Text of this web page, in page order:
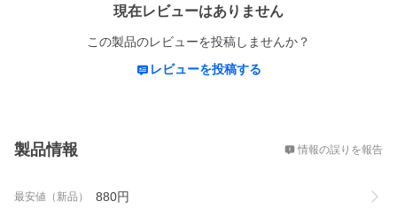
現在レビューはありません
この製品のレビューを投稿しませんか？
レビューを投稿する
製品情報 情報の誤りを報告
最安値（新品） 880円